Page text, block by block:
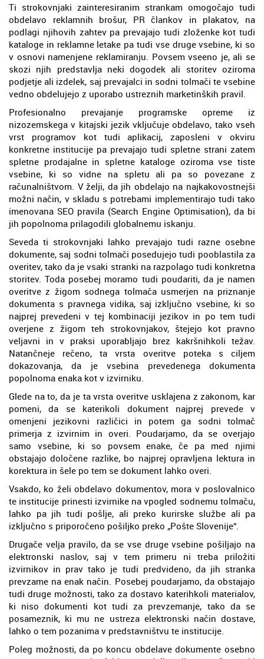
Ti strokovnjaki zainteresiranim strankam omogočajo tudi
obdelavo reklamnih brošur, PR člankov in plakatov, na
podlagi njihovih zahtev pa prevajajo tudi zloženke kot tudi
kataloge in reklamne letake pa tudi vse druge vsebine, ki so
v osnovi namenjene reklamiranju. Povsem vseeno je, ali se
skozi njih predstavlja neki dogodek ali storitev oziroma
podjetje ali izdelek, saj prevajalci in sodni tolmači te vsebine
vedno obdelujejo z uporabo ustreznih marketinških pravil.
Profesionalno prevajanje programske opreme iz
nizozemskega v kitajski jezik vključuje obdelavo, tako vseh
vrst programov kot tudi aplikacij, zaposleni v okviru
konkretne institucije pa prevajajo tudi spletne strani zatem
spletne prodajalne in spletne kataloge oziroma vse tiste
vsebine, ki so vidne na spletu ali pa so povezane z
računalništvom. V želji, da jih obdelajo na najkakovostnejši
možni način, v skladu s potrebami implementirajo tudi tako
imenovana SEO pravila (Search Engine Optimisation), da bi
jih popolnoma prilagodili globalnemu iskanju.
Seveda ti strokovnjaki lahko prevajajo tudi razne osebne
dokumente, saj sodni tolmači posedujejo tudi pooblastila za
overitev, tako da je vsaki stranki na razpolago tudi konkretna
storitev. Toda posebej moramo tudi poudariti, da je namen
overitve z žigom sodnega tolmača usmerjen na priznanje
dokumenta s pravnega vidika, saj izključno vsebine, ki so
najprej prevedeni v tej kombinaciji jezikov in po tem tudi
overjene z žigom teh strokovnjakov, štejejo kot pravno
veljavni in v praksi uporabljajo brez kakršnihkoli težav.
Natančneje rečeno, ta vrsta overitve poteka s ciljem
dokazovanja, da je vsebina prevedenega dokumenta
popolnoma enaka kot v izvirniku.
Glede na to, da je ta vrsta overitve usklajena z zakonom, kar
pomeni, da se katerikoli dokument najprej prevede v
omenjeni jezikovni različici in potem ga sodni tolmač
primerja z izvirnim in overi. Poudarjamo, da se overjajo
samo vsebine, ki so povsem enake, če pa med njimi
obstajajo določene razlike, bo najprej opravljena lektura in
korektura in šele po tem se dokument lahko overi.
Vsakdo, ko želi obdelavo dokumentov, mora v poslovalnico
te institucije prinesti izvirnike na vpogled sodnemu tolmaču,
lahko pa jih tudi pošlje, ali preko kurirske službe ali pa
izključno s priporočeno pošiljko preko „Pošte Slovenije“.
Drugače velja pravilo, da se vse druge vsebine pošiljajo na
elektronski naslov, saj v tem primeru ni treba priložiti
izvirnikov in prav tako je tudi predvideno, da jih stranka
prevzame na enak način. Posebej poudarjamo, da obstajajo
tudi druge možnosti, tako za dostavo katerihkoli materialov,
ki niso dokumenti kot tudi za prevzemanje, tako da se
posameznik, ki mu ne ustreza elektronski način dostave,
lahko o tem pozanima v predstavništvu te institucije.
Poleg možnosti, da po koncu obdelave dokumente osebno